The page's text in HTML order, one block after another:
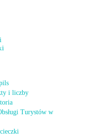
i liczby
Turystów w